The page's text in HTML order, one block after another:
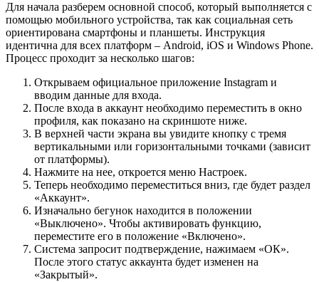
Для начала разберем основной способ, который выполняется с
помощью мобильного устройства, так как социальная сеть
ориентирована смартфоны и планшеты. Инструкция
идентична для всех платформ – Android, iOS и Windows Phone.
Процесс проходит за несколько шагов:
Открываем официальное приложение Instagram и
вводим данные для входа.
После входа в аккаунт необходимо переместить в окно
профиля, как показано на скриншоте ниже.
В верхней части экрана вы увидите кнопку с тремя
вертикальными или горизонтальными точками (зависит
от платформы).
Нажмите на нее, откроется меню Настроек.
Теперь необходимо переместиться вниз, где будет раздел
«Аккаунт».
Изначально бегунок находится в положении
«Выключено». Чтобы активировать функцию,
переместите его в положение «Включено».
Система запросит подтверждение, нажимаем «ОК».
После этого статус аккаунта будет изменен на
«Закрытый».